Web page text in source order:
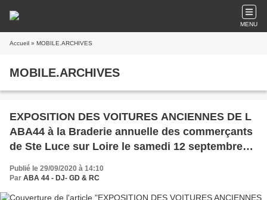
MENU
Accueil » MOBILE.ARCHIVES
MOBILE.ARCHIVES
EXPOSITION DES VOITURES ANCIENNES DE L
ABA44 à la Braderie annuelle des commerçants
de Ste Luce sur Loire le samedi 12 septembre
2020.
Publié le 29/09/2020 à 14:10
Par ABA 44 - DJ- GD & RC